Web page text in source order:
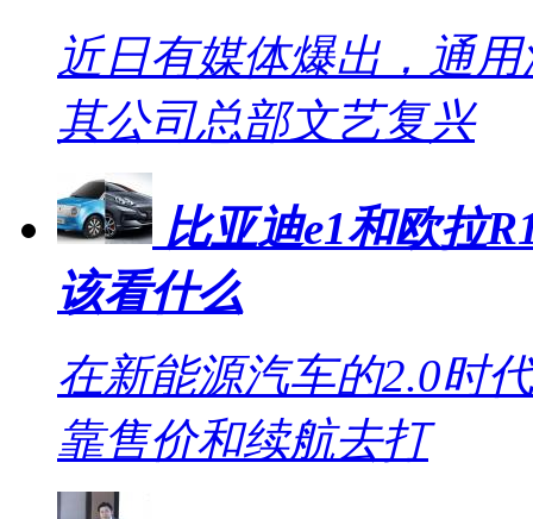
近日有媒体爆出，通
其公司总部文艺复兴
比亚迪e1和欧拉
该看什么
在新能源汽车的2.0时
靠售价和续航去打